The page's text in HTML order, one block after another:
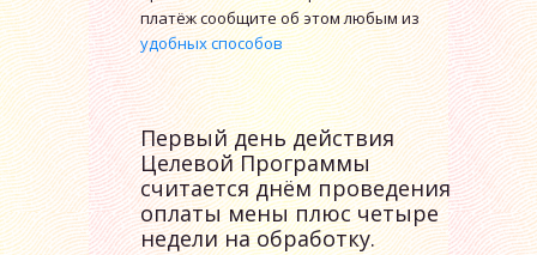
платёж сообщите об этом любым из
удобных способов
Первый день действия
Целевой Программы
считается днём проведения
оплаты мены плюс четыре
недели на обработку.